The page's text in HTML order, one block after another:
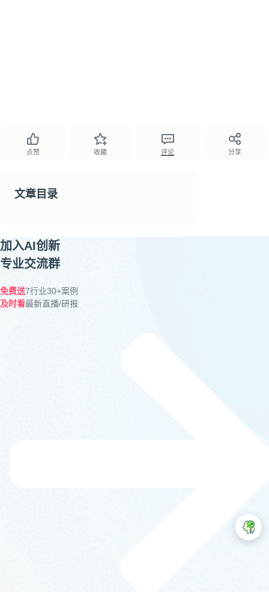
点赞 收藏 评论 分享
文章目录
加入AI创新
专业交流群
免费送7行业30+案例
及时看最新直播/研报